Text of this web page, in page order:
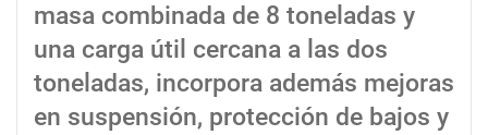
masa combinada de 8 toneladas y
una carga útil cercana a las dos
toneladas, incorpora además mejoras
en suspensión, protección de bajos y